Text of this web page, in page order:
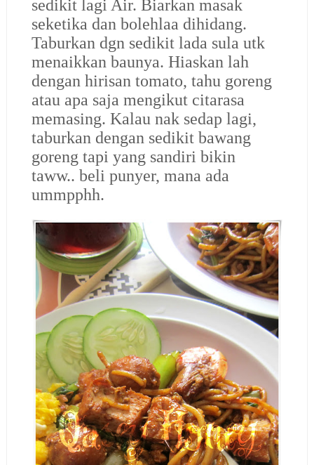
sedikit lagi Air. Biarkan masak
seketika dan bolehlaa dihidang.
Taburkan dgn sedikit lada sula utk
menaikkan baunya. Hiaskan lah
dengan hirisan tomato, tahu goreng
atau apa saja mengikut citarasa
memasing. Kalau nak sedap lagi,
taburkan dengan sedikit bawang
goreng tapi yang sandiri bikin
taww.. beli punyer, mana ada
ummpphh.